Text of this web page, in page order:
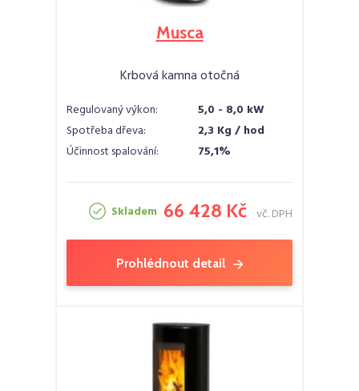
Musca
Krbová kamna otočná
Regulovaný výkon:
5,0 - 8,0 kW
Spotřeba dřeva:
2,3 Kg / hod
Účinnost spalování:
75,1%
Skladem 66 428 Kč vč. DPH
Prohlédnout detail